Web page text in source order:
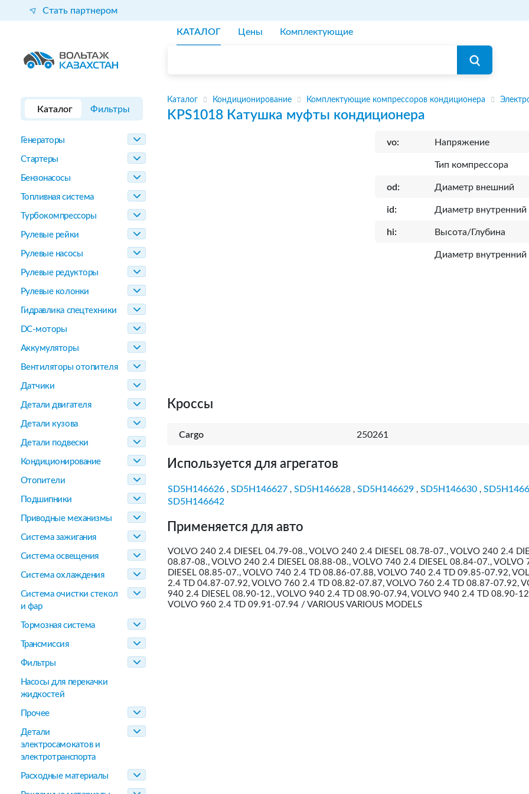
Стать партнером
КАТАЛОГ Цены Комплектующие
Каталог Фильтры
Генераторы
Стартеры
Бензонасосы
Топливная система
Турбокомпрессоры
Рулевые рейки
Рулевые насосы
Рулевые редукторы
Рулевые колонки
Гидравлика спецтехники
DC-моторы
Аккумуляторы
Вентиляторы отопителя
Датчики
Детали двигателя
Детали кузова
Детали подвески
Кондиционирование
Отопители
Подшипники
Приводные механизмы
Система зажигания
Система освещения
Система охлаждения
Система очистки стекол
и фар
Тормозная система
Трансмиссия
Фильтры
Насосы для перекачки
жидкостей
Прочее
Детали
электросамокатов и
электротранспорта
Расходные материалы
Каталог Кондиционирование Комплектующие компрессоров кондиционера
KPS1018 Катушка муфты кондиционера
vo: Напряжение
Тип компрессора
od: Диаметр внешний
id: Диаметр внутренний
hi: Высота/Глубина
Диаметр
Кроссы
Cargo 250261
Используется для агрегатов
SD5H146626 , SD5H146627 , SD5H146628 , SD5H146629 , SD5H146630 ,
SD5H146642
Применяется для авто
VOLVO 240 2.4 DIESEL 04.79-08., VOLVO 240 2.4 DIESEL 08.78-07., VOLVO 240 2.4
08.87-08., VOLVO 240 2.4 DIESEL 08.88-08., VOLVO 740 2.4 DIESEL 08.84-07., VOLVO
DIESEL 08.85-07., VOLVO 740 2.4 TD 08.86-07.88, VOLVO 740 2.4 TD 09.85-07.92,
2.4 TD 04.87-07.92, VOLVO 760 2.4 TD 08.82-07.87, VOLVO 760 2.4 TD 08.87-07.92,
940 2.4 DIESEL 08.90-12., VOLVO 940 2.4 TD 08.90-07.94, VOLVO 940 2.4 TD 08.90-
VOLVO 960 2.4 TD 09.91-07.94 / VARIOUS VARIOUS MODELS